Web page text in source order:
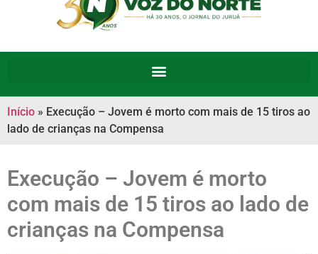
Início » Execução – Jovem é morto com mais de 15 tiros ao
lado de crianças na Compensa
Execução – Jovem é morto
com mais de 15 tiros ao lado de
crianças na Compensa